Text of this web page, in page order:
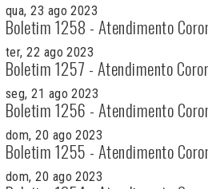
qua, 23 ago 2023
Boletim 1258 - Atendimento
ter, 22 ago 2023
Boletim 1257 - Atendimento
seg, 21 ago 2023
Boletim 1256 - Atendimento
dom, 20 ago 2023
Boletim 1255 - Atendimento
dom, 20 ago 2023